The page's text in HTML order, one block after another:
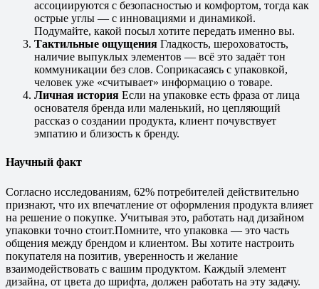
ассоциируются с безопасностью и комфортом, тогда как
острые углы — с инновациями и динамикой.
Подумайте, какой посыл хотите передать именно вы.
Тактильные ощущения Гладкость, шероховатость,
наличие выпуклых элементов — всё это задаёт тон
коммуникации без слов. Соприкасаясь с упаковкой,
человек уже «считывает» информацию о товаре.
Личная история Если на упаковке есть фраза от лица
основателя бренда или маленький, но цепляющий
рассказ о создании продукта, клиент почувствует
эмпатию и близость к бренду.
Научный факт
Согласно исследованиям, 62% потребителей действительно
признают, что их впечатление от оформления продукта влияет
на решение о покупке. Учитывая это, работать над дизайном
упаковки точно стоит.Помните, что упаковка — это часть
общения между брендом и клиентом. Вы хотите настроить
покупателя на позитив, уверенность и желание
взаимодействовать с вашим продуктом. Каждый элемент
дизайна, от цвета до шрифта, должен работать на эту задачу.